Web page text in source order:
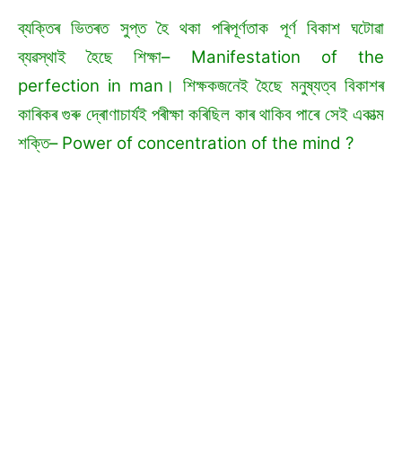
ব্যক্তিৰ ভিতৰত সুপ্ত হৈ থকা পৰিপূৰ্ণতাক পূৰ্ণ বিকাশ ঘটোৱা
ব্যৱস্থাই হৈছে শিক্ষা– Manifestation of the
perfection in man। শিক্ষকজনেই হৈছে মনুষ্যত্ব বিকাশৰ
কাৰিকৰ গুৰু দ্ৰোণাচাৰ্যই পৰীক্ষা কৰিছিল কাৰ থাকিব পাৰে সেই একাত্ম
শক্তি– Power of concentration of the mind ?